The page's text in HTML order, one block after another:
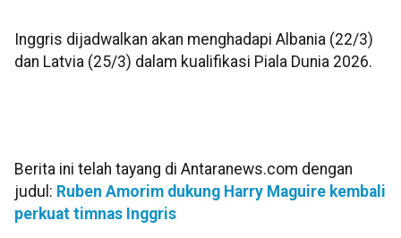
Inggris dijadwalkan akan menghadapi Albania (22/3)
dan Latvia (25/3) dalam kualifikasi Piala Dunia 2026.
Berita ini telah tayang di Antaranews.com dengan
judul: Ruben Amorim dukung Harry Maguire kembali
perkuat timnas Inggris